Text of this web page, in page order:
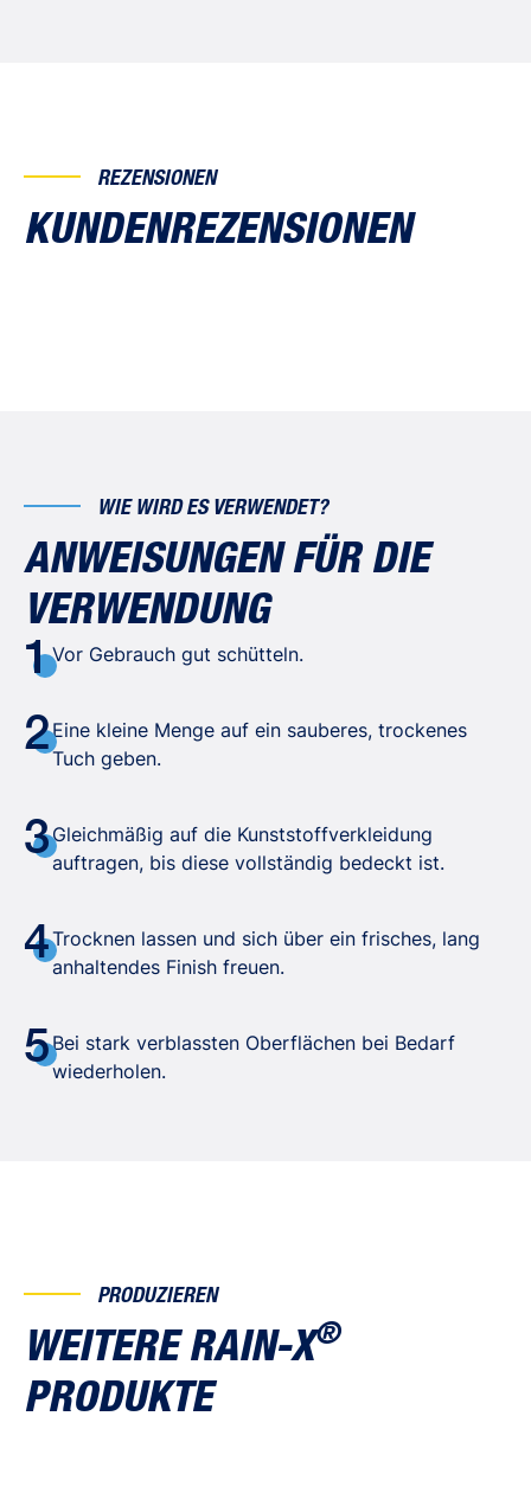
REZENSIONEN
KUNDENREZENSIONEN
WIE WIRD ES VERWENDET?
ANWEISUNGEN FÜR DIE
VERWENDUNG
1Vor Gebrauch gut schütteln.
2Eine kleine Menge auf ein sauberes, trockenes
Tuch geben.
3Gleichmäßig auf die Kunststoffverkleidung
auftragen, bis diese vollständig bedeckt ist.
4Trocknen lassen und sich über ein frisches, lang
anhaltendes Finish freuen.
5Bei stark verblassten Oberflächen bei Bedarf
wiederholen.
PRODUZIEREN
WEITERE RAIN-X®
PRODUKTE